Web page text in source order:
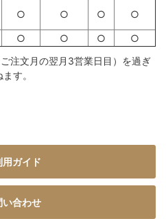
○ ○ ○ ○
○ ○ ○
○
注文月の翌月3営業日目）を過ぎ
す。
用ガイド
い合わせ